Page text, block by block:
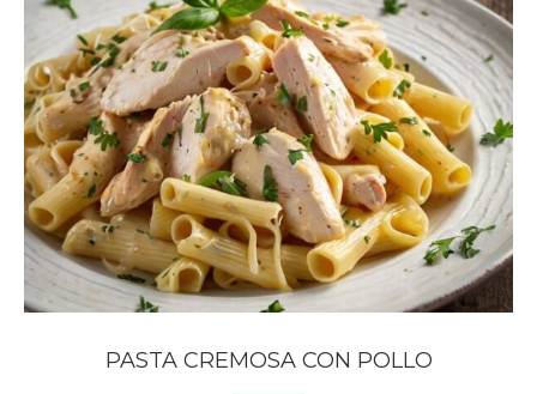
PASTA CREMOSA CON POLLO